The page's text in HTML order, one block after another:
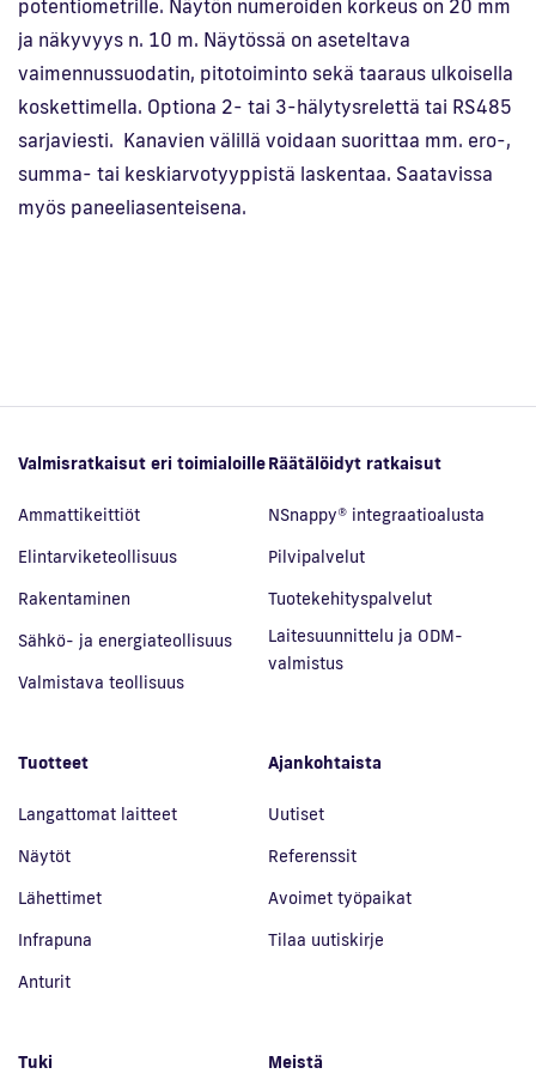
potentiometrille. Näytön numeroiden korkeus on 20 mm
ja näkyvyys n. 10 m. Näytössä on aseteltava
vaimennussuodatin, pitotoiminto sekä taaraus ulkoisella
koskettimella. Optiona 2- tai 3-hälytysrelettä tai RS485
sarjaviesti. Kanavien välillä voidaan suorittaa mm. ero-,
summa- tai keskiarvotyyppistä laskentaa. Saatavissa
myös paneeliasenteisena.
Valmisratkaisut eri toimialoille
Ammattikeittiöt
Elintarviketeollisuus
Rakentaminen
Sähkö- ja energiateollisuus
Valmistava teollisuus
Räätälöidyt ratkaisut
NSnappy® integraatioalusta
Pilvipalvelut
Tuotekehityspalvelut
Laitesuunnittelu ja ODM-
valmistus
Tuotteet
Langattomat laitteet
Näytöt
Lähettimet
Infrapuna
Anturit
Ajankohtaista
Uutiset
Referenssit
Avoimet työpaikat
Tilaa uutiskirje
Tuki Meistä